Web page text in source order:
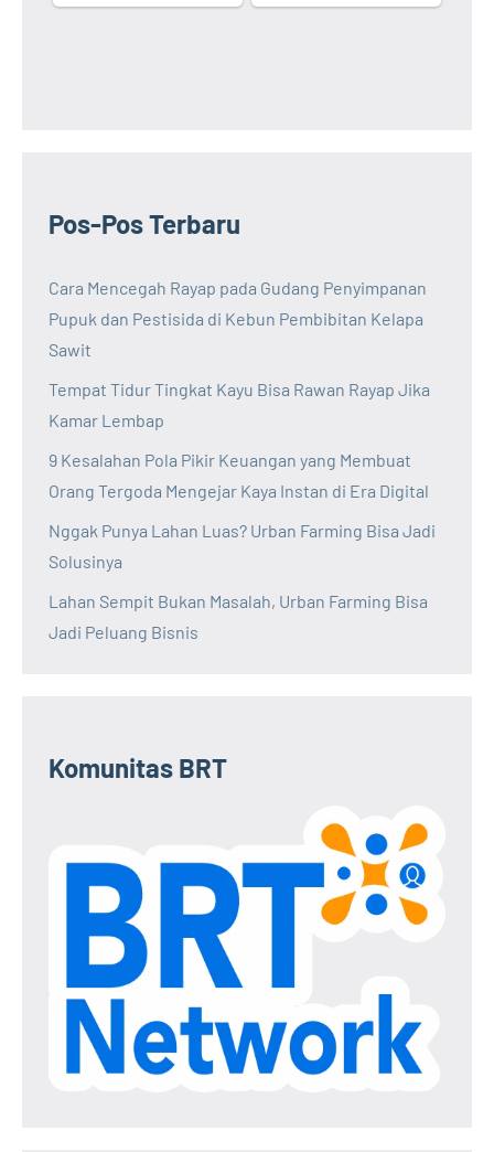
Pos-Pos Terbaru
Cara Mencegah Rayap pada Gudang Penyimpanan
Pupuk dan Pestisida di Kebun Pembibitan Kelapa
Sawit
Tempat Tidur Tingkat Kayu Bisa Rawan Rayap Jika
Kamar Lembap
9 Kesalahan Pola Pikir Keuangan yang Membuat
Orang Tergoda Mengejar Kaya Instan di Era Digital
Nggak Punya Lahan Luas? Urban Farming Bisa Jadi
Solusinya
Lahan Sempit Bukan Masalah, Urban Farming Bisa
Jadi Peluang Bisnis
Komunitas BRT